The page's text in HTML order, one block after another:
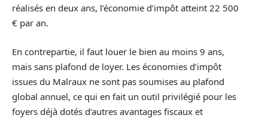
réalisés en deux ans, l’économie d’impôt atteint 22 500
€ par an.
En contrepartie, il faut louer le bien au moins 9 ans,
mais sans plafond de loyer. Les économies d’impôt
issues du Malraux ne sont pas soumises au plafond
global annuel, ce qui en fait un outil privilégié pour les
foyers déjà dotés d’autres avantages fiscaux et